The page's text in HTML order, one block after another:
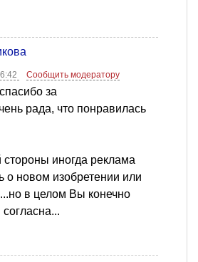
Сообщить модератору
за
рада, что понравилась
стороны иногда реклама
о новом изобретении или
в целом Вы конечно